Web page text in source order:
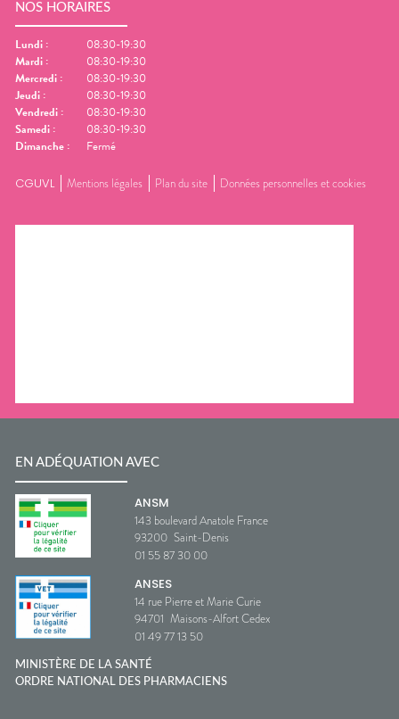
NOS HORAIRES
Lundi :
08:30-19:30
Mardi :
08:30-19:30
Mercredi :
08:30-19:30
Jeudi :
08:30-19:30
Vendredi :
08:30-19:30
Samedi :
08:30-19:30
Dimanche : Fermé
CGUVL Mentions légales Plan du site Données personnelles et cookies
EN ADÉQUATION AVEC
ANSM
143 boulevard Anatole France
93200 Saint-Denis
01 55 87 30 00
ANSES
14 rue Pierre et Marie Curie
94701 Maisons-Alfort Cedex
01 49 77 13 50
MINISTÈRE DE LA SANTÉ
ORDRE NATIONAL DES PHARMACIENS